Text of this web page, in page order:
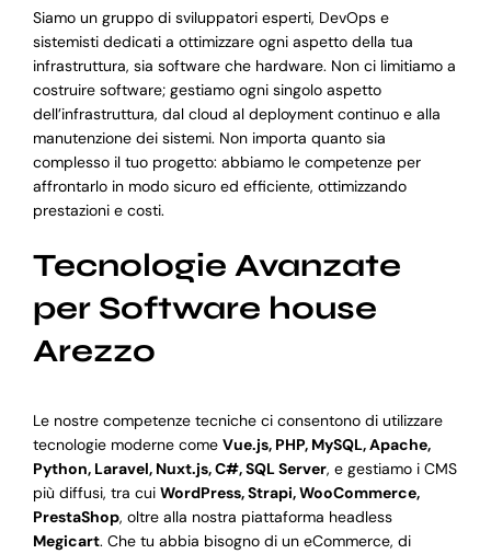
Siamo un gruppo di sviluppatori esperti, DevOps e
sistemisti dedicati a ottimizzare ogni aspetto della tua
infrastruttura, sia software che hardware. Non ci limitiamo a
costruire software; gestiamo ogni singolo aspetto
dell’infrastruttura, dal cloud al deployment continuo e alla
manutenzione dei sistemi. Non importa quanto sia
complesso il tuo progetto: abbiamo le competenze per
affrontarlo in modo sicuro ed efficiente, ottimizzando
prestazioni e costi.
Tecnologie Avanzate
per Software house
Arezzo
Le nostre competenze tecniche ci consentono di utilizzare
tecnologie moderne come Vue.js, PHP, MySQL, Apache,
Python, Laravel, Nuxt.js, C#, SQL Server, e gestiamo i CMS
più diffusi, tra cui WordPress, Strapi, WooCommerce,
PrestaShop, oltre alla nostra piattaforma headless
Megicart. Che tu abbia bisogno di un eCommerce, di